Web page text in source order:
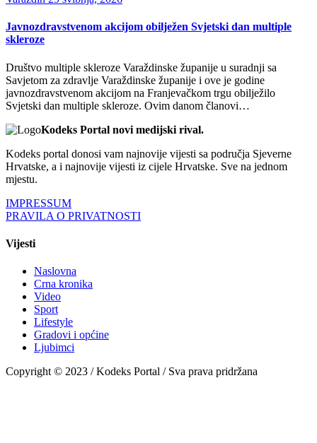
Javnozdravstvenom akcijom obilježen Svjetski dan multiple
skleroze
Društvo multiple skleroze Varaždinske županije u suradnji sa
Savjetom za zdravlje Varaždinske županije i ove je godine
javnozdravstvenom akcijom na Franjevačkom trgu obilježilo
Svjetski dan multiple skleroze. Ovim danom članovi…
Kodeks Portal novi medijski rival.
Kodeks portal donosi vam najnovije vijesti sa područja Sjeverne
Hrvatske, a i najnovije vijesti iz cijele Hrvatske. Sve na jednom
mjestu.
IMPRESSUM
PRAVILA O PRIVATNOSTI
Vijesti
Naslovna
Crna kronika
Video
Sport
Lifestyle
Gradovi i općine
Ljubimci
Copyright © 2023 / Kodeks Portal / Sva prava pridržana